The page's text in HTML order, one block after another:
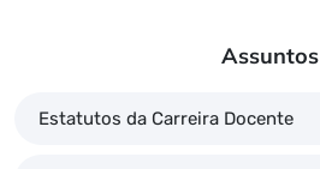
Assuntos
Estatutos da Carreira Docente